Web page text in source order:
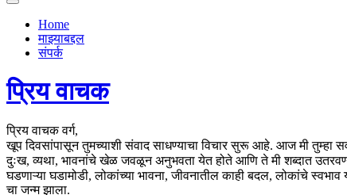
Toggle
search
field
Home
माझ्याबद्दल
संपर्क
प्रिय वाचक
प्रिय वाचक वर्ग,
खूप दिवसांपासून तुमच्याशी संवाद साधण्याचा विचार सुरू आहे. आज मी तुम्हा
दुःख, व्यथा, भावनांचे खेळ जवळून अनुभवता येत होते आणि ते मी शब्दात
घडणाऱ्या घडामोडी, लोकांच्या भावना, जीवनातील काही बदल, लोकांचे
चा जन्म झाला.